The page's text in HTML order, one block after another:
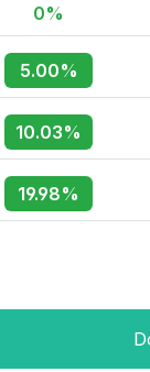
0%
5.00%
10.03%
19.98%